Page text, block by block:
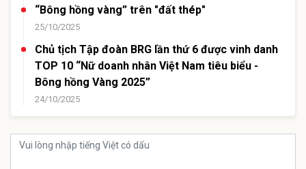
“Bông hồng vàng” trên "đất thép"
25/10/2025
Chủ tịch Tập đoàn BRG lần thứ 6 được vinh danh
TOP 10 “Nữ doanh nhân Việt Nam tiêu biểu -
Bông hồng Vàng 2025”
24/10/2025